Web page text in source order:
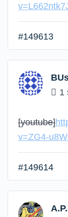
#149613
1
[youtube]
v=ZG4-
#149614